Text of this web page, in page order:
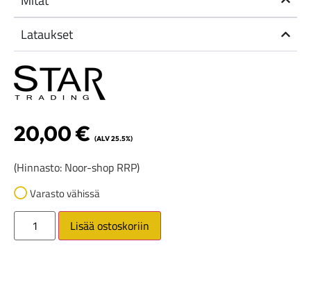
Lataukset
20,00€ (ALV 25.5%)
(Hinnasto: Noor-shop RRP)
Varasto vähissä
Lisää ostoskoriin